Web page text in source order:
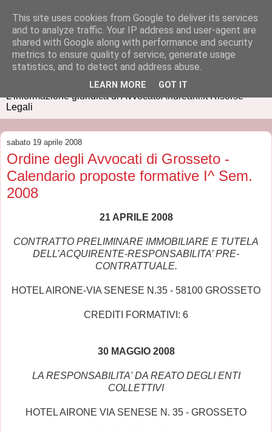
IUSPRESS
L'informazione giuridica di AvvocatoAndreani.it Risorse
Legali
sabato 19 aprile 2008
Ordine degli Avvocati di Grosseto -
Calendario proposte formative I^ Sem.
2008
21 APRILE 2008
CONTRATTO PRELIMINARE IMMOBILIARE E TUTELA
DELL’ACQUIRENTE-RESPONSABILITA’ PRE-
CONTRATTUALE.
HOTEL AIRONE-VIA SENESE N.35 - 58100 GROSSETO
CREDITI FORMATIVI: 6
30 MAGGIO 2008
LA RESPONSABILITA' DA REATO DEGLI ENTI
COLLETTIVI
HOTEL AIRONE VIA SENESE N. 35 - GROSSETO
This site uses cookies from Google to deliver its services
and to analyze traffic. Your IP address and user-agent are
shared with Google along with performance and security
metrics to ensure quality of service, generate usage
statistics, and to detect and address abuse.
LEARN MORE GOT IT